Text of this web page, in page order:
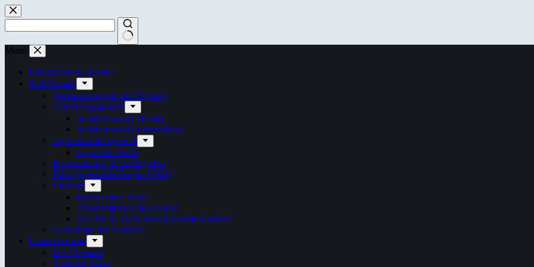
Zum
Inhalt
springen
Keine
Ergebnisse
Menü
Ehrenamtliche Richter
Schöffenamt
Voraussetzungen und Eignung
Ablehnungsgründe
Schöffenwahl (Ablauf)
Schöffenwahl (schematisch)
Jugendschöffengericht
Jugendstrafrecht
Informationen für Arbeitgeber
Häufige gestellte Fragen (FAQ)
Literatur
Richter ohne Robe
Arbeitshilfen/Links/Videos
Was Sie im Gerichtssaal beachten sollten!
Geschichte der Schöffen
Landesverband
Der Vorstand
Gründungsidee